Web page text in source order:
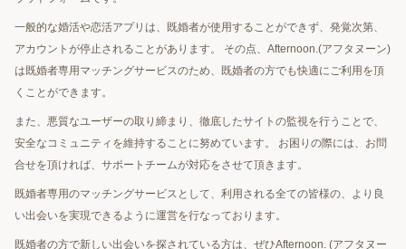
一般的な婚活や恋活アプリは、既婚者が使用することができず、発覚次第、
アカウントが停止されることがあります。 その点、Afternoon.(アフタヌーン)
は既婚者専用マッチングサービスのため、既婚者の方でも快適にご利用を頂
くことができます。
また、悪質なユーザーの取り締まり、徹底したサイトの監視を行うことで、
安全なコミュニティを維持することに努めています。 お困りの際には、お問
合せを頂ければ、サポートチームが対応をさせて頂きます。
既婚者専用のマッチングサービスとして、利用される全ての皆様の、より良
い出会いを実現できるように運営を行なっております。
既婚者の方で新しい出会いを探されている方は、ぜひAfternoon. (アフタヌー